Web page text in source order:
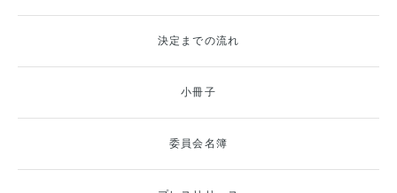
決定までの流れ
小冊子
委員会名簿